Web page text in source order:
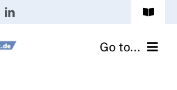
Toggle
Go to...